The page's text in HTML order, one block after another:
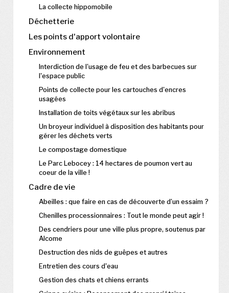
La collecte hippomobile
Déchetterie
Les points d'apport volontaire
Environnement
Interdiction de l'usage de feu et des barbecues sur
l'espace public
Points de collecte pour les cartouches d'encres
usagées
Installation de toits végétaux sur les abribus
Un broyeur individuel à disposition des habitants pour
gérer les déchets verts
Le compostage domestique
Le Parc Lebocey : 14 hectares de poumon vert au
coeur de la ville !
Cadre de vie
Abeilles : que faire en cas de découverte d’un essaim ?
Chenilles processionnaires : Tout le monde peut agir !
Des cendriers pour une ville plus propre, soutenus par
Alcome
Destruction des nids de guêpes et autres
Entretien des cours d'eau
Gestion des chats et chiens errants